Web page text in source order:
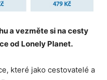
a vezměte si na cesty
od Lonely Planet.
které jako cestovatelé a